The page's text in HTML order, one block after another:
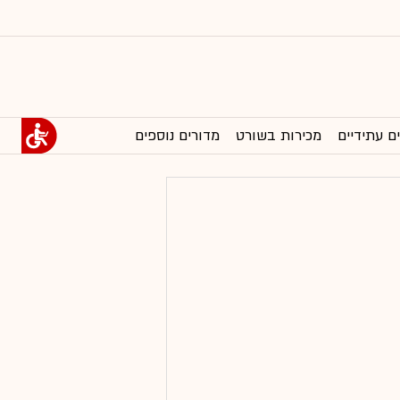
עתידיים מכירות בשורט מדורים נוספים